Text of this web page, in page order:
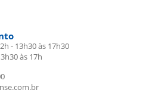
- 13h30 às 17h30
às 17h